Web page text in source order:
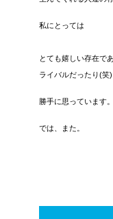
私にとっては
とても嬉しい存在で
ライバルだったり(笑)
勝手に思っています。
では、また。